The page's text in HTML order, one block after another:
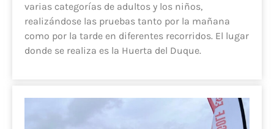
varias categorías de adultos y los niños,
realizándose las pruebas tanto por la mañana
como por la tarde en diferentes recorridos. El lugar
donde se realiza es la Huerta del Duque.